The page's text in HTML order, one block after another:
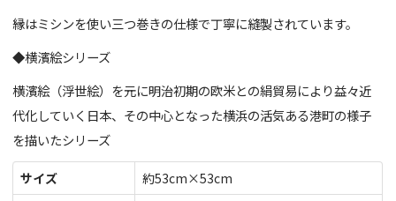
縁はミシンを使い三つ巻きの仕様で丁寧に縫製されています。
◆横濱絵シリーズ
横濱絵（浮世絵）を元に明治初期の欧米との絹貿易により益々近
代化していく日本、その中心となった横浜の活気ある港町の様子
を描いたシリーズ
サイズ
約53cm×53cm